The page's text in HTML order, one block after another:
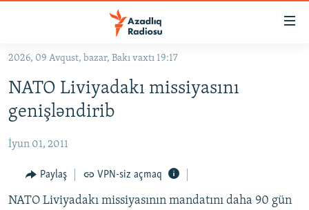
Əsas
qayıt
Əsas
naviqasiyaya
qayıt
KORRUPSIOMETR
#ƏSLINDƏ
FƏRQƏ BAX
QANUNI DOĞRU
2026, 09 Avqust, bazar, Bakı vaxtı 19:17
NATO Liviyadakı missiyasını
genişləndirib
İyun 01, 2011
Paylaş VPN-siz açmaq
NATO Liviyadakı missiyasının mandatını daha 90 gün